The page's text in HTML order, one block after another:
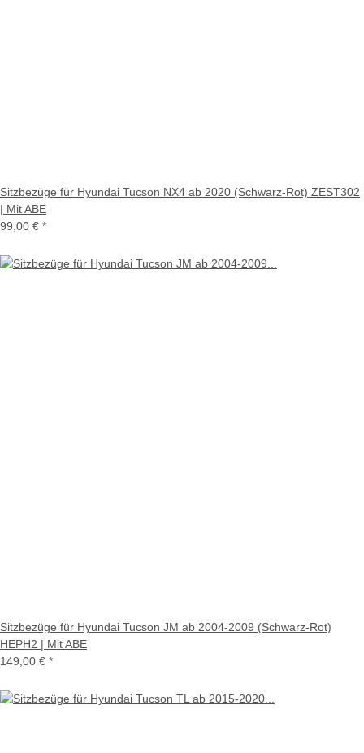
Sitzbezüge für Hyundai Tucson NX4 ab 2020 (Schwarz-Rot) ZEST302
| Mit ABE
99,00 € *
Sitzbezüge für Hyundai Tucson JM ab 2004-2009 (Schwarz-Rot)
HEPH2 | Mit ABE
149,00 € *